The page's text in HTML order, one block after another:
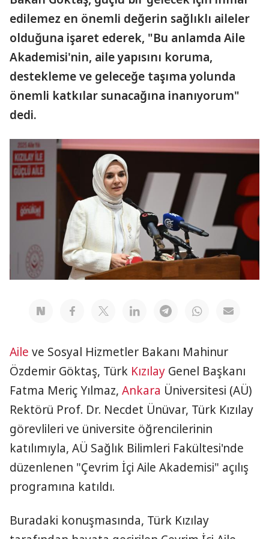
edilemez en önemli değerin sağlıklı aileler
olduğuna işaret ederek, "Bu anlamda Aile
Akademisi'nin, aile yapısını koruma,
destekleme ve geleceğe taşıma yolunda
önemli katkılar sunacağına inanıyorum"
dedi.
Aile ve Sosyal Hizmetler Bakanı Mahinur
Özdemir Göktaş, Türk Kızılay Genel Başkanı
Fatma Meriç Yılmaz, Ankara Üniversitesi (AÜ)
Rektörü Prof. Dr. Necdet Ünüvar, Türk Kızılay
görevlileri ve üniversite öğrencilerinin
katılımıyla, AÜ Sağlık Bilimleri Fakültesi'nde
düzenlenen "Çevrim İçi Aile Akademisi" açılış
programına katıldı.
Buradaki konuşmasında, Türk Kızılay